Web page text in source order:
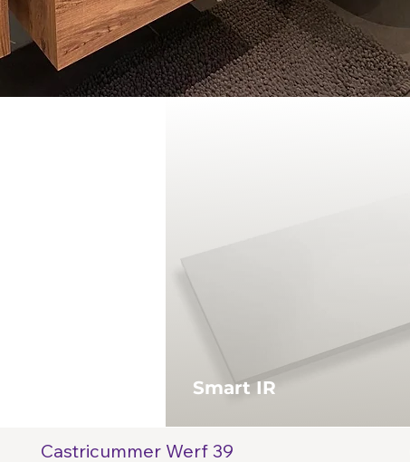
Smart IR
Castricummer Werf 39